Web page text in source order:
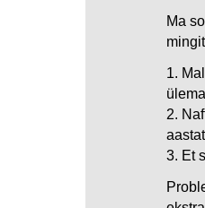
Ma
1.
2.
3. Et